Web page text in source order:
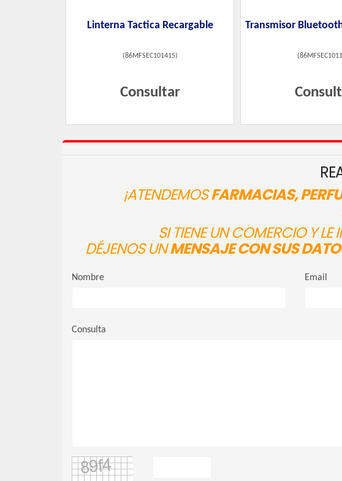
Linterna Tactica Recargable
(86MFSEC101415)
Consultar
Transmisor
(
¡ATENDEMOSFARMACIAS,
SI TIENE UN COMERCIO Y
DÉJENOS UNMENSAJE CON SUS
Nombre Email
Consulta